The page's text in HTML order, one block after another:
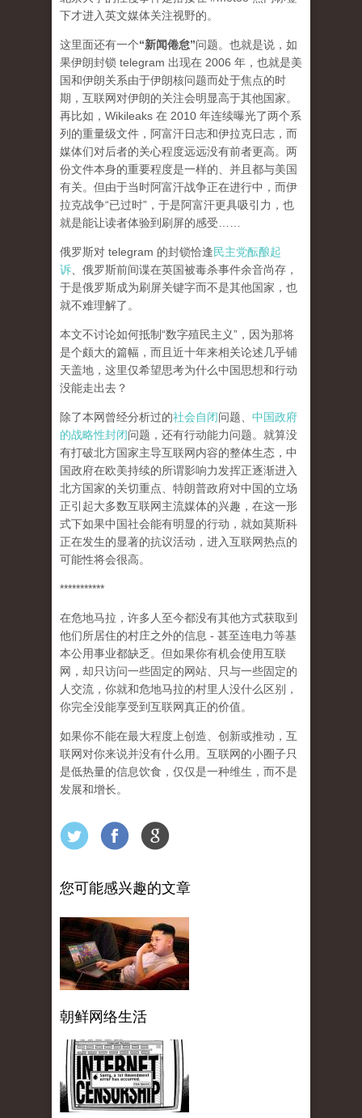
下才进入英文媒体关注视野的。
这里面还有一个“新闻倦怠”问题。也就是说，如
果伊朗封锁 telegram 出现在 2006 年，也就是美
国和伊朗关系由于伊朗核问题而处于焦点的时
期，互联网对伊朗的关注会明显高于其他国家。
再比如，Wikileaks 在 2010 年连续曝光了两个系
列的重量级文件，阿富汗日志和伊拉克日志，而
媒体们对后者的关心程度远远没有前者更高。两
份文件本身的重要程度是一样的、并且都与美国
有关。但由于当时阿富汗战争正在进行中，而伊
拉克战争“已过时”，于是阿富汗更具吸引力，也
就是能让读者体验到刷屏的感受……
俄罗斯对 telegram 的封锁恰逢民主党酝酿起
诉 、俄罗斯前间谍在英国被毒杀事件余音尚存，
于是俄罗斯成为刷屏关键字而不是其他国家，也
就不难理解了。
本文不讨论如何抵制“数字殖民主义”，因为那将
是个颇大的篇幅，而且近十年来相关论述几乎铺
天盖地，这里仅希望思考为什么中国思想和行动
没能走出去？
除了本网曾经分析过的社会自闭问题、 中国政府
的战略性封闭问题，还有行动能力问题。就算没
有打破北方国家主导互联网内容的整体生态，中
国政府在欧美持续的所谓影响力发挥正逐渐进入
北方国家的关切重点、特朗普政府对中国的立场
正引起大多数互联网主流媒体的兴趣，在这一形
式下如果中国社会能有明显的行动，就如莫斯科
正在发生的显著的抗议活动，进入互联网热点的
可能性将会很高。
***********
在危地马拉，许多人至今都没有其他方式获取到
他们所居住的村庄之外的信息 - 甚至连电力等基
本公用事业都缺乏。但如果你有机会使用互联
网，却只访问一些固定的网站、只与一些固定的
人交流，你就和危地马拉的村里人没什么区别，
你完全没能享受到互联网真正的价值。
如果你不能在最大程度上创造、创新或推动，互
联网对你来说并没有什么用。互联网的小圈子只
是低热量的信息饮食，仅仅是一种维生，而不是
发展和增长。
您可能感兴趣的文章
朝鲜网络生活